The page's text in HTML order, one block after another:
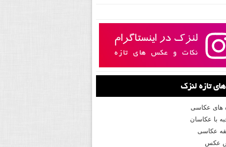
تازه لنزک
های عکاسی
با عکاسان
عکاسی
عکس